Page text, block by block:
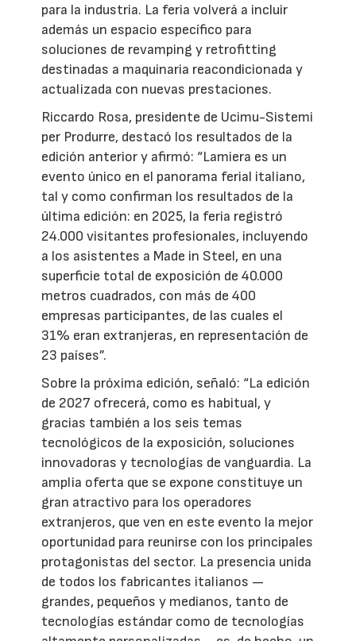
para la industria. La feria volverá a incluir
además un espacio específico para
soluciones de revamping y retrofitting
destinadas a maquinaria reacondicionada y
actualizada con nuevas prestaciones.
Riccardo Rosa, presidente de Ucimu-Sistemi
per Produrre, destacó los resultados de la
edición anterior y afirmó: “Lamiera es un
evento único en el panorama ferial italiano,
tal y como confirman los resultados de la
última edición: en 2025, la feria registró
24.000 visitantes profesionales, incluyendo
a los asistentes a Made in Steel, en una
superficie total de exposición de 40.000
metros cuadrados, con más de 400
empresas participantes, de las cuales el
31% eran extranjeras, en representación de
23 países”.
Sobre la próxima edición, señaló: “La edición
de 2027 ofrecerá, como es habitual, y
gracias también a los seis temas
tecnológicos de la exposición, soluciones
innovadoras y tecnologías de vanguardia. La
amplia oferta que se expone constituye un
gran atractivo para los operadores
extranjeros, que ven en este evento la mejor
oportunidad para reunirse con los principales
protagonistas del sector. La presencia unida
de todos los fabricantes italianos —
grandes, pequeños y medianos, tanto de
tecnologías estándar como de tecnologías